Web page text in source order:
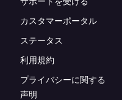
カスタマーポータル
ステータス
利用規約
プライバシーに関する
声明